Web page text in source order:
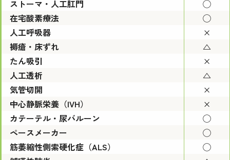
ストーマ・人工肛門
◯
在宅酸素療法
◯
人工呼吸器
×
褥瘡・床ずれ
△
たん吸引
×
人工透析
△
気管切開
×
中心静脈栄養（IVH）
×
カテーテル・尿バルーン
◯
ペースメーカー
◯
筋萎縮性側索硬化症（ALS）
◯